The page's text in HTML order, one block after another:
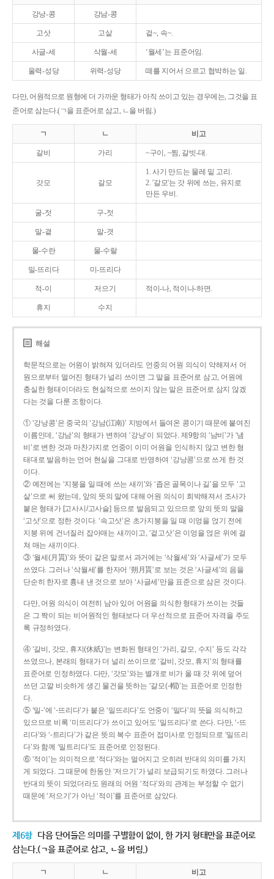
강낭-콩 강남-콩
고삿 고샅 겉~, 속~.
사글-세 삭월-세 ‘월세’는 표준어임.
울력-성당 위력-성당 떼를 지어서 으르고 협박하는 일.
다만, 어원적으로 원형에 더 가까운 형태가 아직 쓰이고 있는 경우에는, 그것을 표
준어로 삼는다.(ㄱ을 표준어로 삼고, ㄴ을 버림.)
ㄱ ㄴ 비고
갈비 가리 ~구이, ~찜, 갈빗-대.
갓모 갈모
1. 사기 만드는 물레 밑 고리.
2. '갈모'는 갓 위에 쓰는, 유지로
만든 우비.
굴-젓 구-젓
말-곁 말-겻
물-수란 물-수랄
밀-뜨리다 미-뜨리다
적-이 저으기 적이-나, 적이나-하면.
휴지 수지
해설
학문적으로는 어원이 밝혀져 있더라도 언중의 어원 의식이 약해져서 어
원으로부터 멀어진 형태가 널리 쓰이면 그 말을 표준어로 삼고, 어원에
충실한 형태이더라도 현실적으로 쓰이지 않는 말은 표준어로 삼지 않겠
다는 것을 다룬 조항이다.
① ‘강낭콩’은 중국의 ‘강남(江南)’ 지방에서 들여온 콩이기 때문에 붙여진
이름인데, ‘강남’의 형태가 변하여 ‘강낭’이 되었다. 제9항의 ‘남비’가 ‘냄
비’로 변한 것과 마찬가지로 언중이 이미 어원을 인식하지 않고 변한 형
태대로 발음하는 언어 현실을 그대로 반영하여 ‘강낭콩’으로 쓰게 한 것
이다.
② 예전에는 ‘지붕을 일 때에 쓰는 새끼’와 ‘좁은 골목이나 길’을 모두 ‘고
샅’으로 써 왔는데, 앞의 뜻의 말에 대해 어원 의식이 희박해져서 조사가
붙은 형태가 [고사시/고사슬] 등으로 발음되고 있으므로 앞의 뜻의 말을
‘고삿’으로 정한 것이다. ‘속고삿’은 초가지붕을 일 때 이엉을 얹기 전에
지붕 위에 건너질러 잡아매는 새끼이고, ‘겉고삿’은 이엉을 얹은 위에 걸
쳐 매는 새끼이다.
③ ‘월세(月貰)’와 뜻이 같은 말로서 과거에는 ‘삭월세’와 ‘사글세’가 모두
쓰였다. 그러나 ‘삭월세’를 한자어 ‘朔月貰’로 보는 것은 ‘사글세’의 음을
단순히 한자로 흉내 낸 것으로 보아 ‘사글세’만을 표준으로 삼은 것이다.
다만, 어원 의식이 여전히 남아 있어 어원을 의식한 형태가 쓰이는 것들
은 그 짝이 되는 비어원적인 형태보다 더 우선적으로 표준어 자격을 주도
록 규정하였다.
④ ‘갈비, 갓모, 휴지(休紙)’는 변화된 형태인 ‘가리, 갈모, 수지’ 등도 각각
쓰였으나, 본래의 형태가 더 널리 쓰이므로 ‘갈비, 갓모, 휴지’의 형태를
표준어로 인정하였다. 다만, ‘갓모’와는 별개로 비가 올 때 갓 위에 덮어
쓰던 고깔 비슷하게 생긴 물건을 뜻하는 ‘갈모(-帽)’는 표준어로 인정한
다.
⑤ ‘밀-’에 ‘-뜨리다’가 붙은 ‘밀뜨리다’도 언중이 ‘밀다’의 뜻을 의식하고
있으므로 비록 ‘미뜨리다’가 쓰이고 있어도 ‘밀뜨리다’로 쓴다. 다만, ‘-뜨
리다’와 ‘-트리다’가 같은 뜻의 복수 표준어 접미사로 인정되므로 ‘밀뜨리
다’와 함께 ‘밀트리다’도 표준어로 인정된다.
⑥ ‘적이’는 의미적으로 ‘적다’와는 멀어지고 오히려 반대의 의미를 가지
게 되었다. 그 때문에 한동안 ‘저으기’가 널리 보급되기도 하였다. 그러나
반대의 뜻이 되었더라도 원래의 어원 ‘적다’와의 관계는 부정할 수 없기
때문에 ‘저으기’가 아닌 ‘적이’를 표준어로 삼았다.
제6항 다음 단어들은 의미를 구별함이 없이, 한 가지 형태만을 표준어로
삼는다.(ㄱ을 표준어로 삼고, ㄴ을 버림.)
ㄱ ㄴ 비고